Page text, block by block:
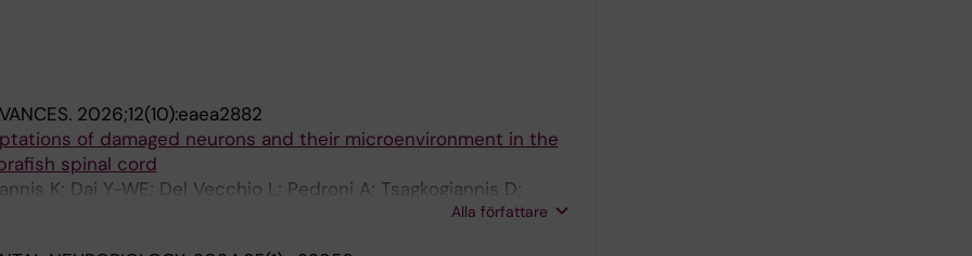
2026;12(10):eaea2882
of damaged neurons and their microenvironment in the
spinal cord
K; Dai Y-WE; Del Vecchio L; Pedroni A; Tsagkogiannis D;
Alla författare